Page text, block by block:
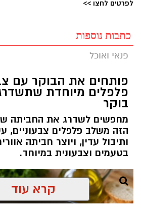
לפרטים לחצו >>
כתבות נוספות
פנאי ואוכל
פותחים את הבוקר עם
פלפלים מיוחדת
בוקר
מחפשים לשדרג את החביתה
הזה משלב פלפלים צבעוניים,
ותיבול עדין, ויוצר חביתה
בטעמים וצבעונית במיוחד.
קרא עוד